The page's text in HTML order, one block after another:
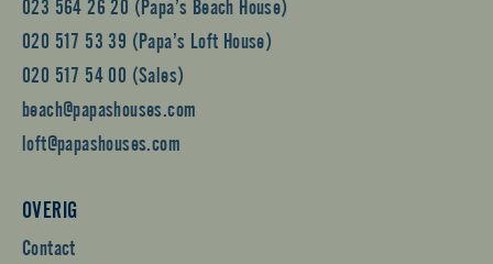
020 517 53 39 (Papa’s Loft House)
020 517 54 00 (Sales)
beach@papashouses.com
loft@papashouses.com
OVERIG
Contact